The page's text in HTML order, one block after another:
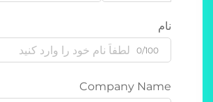
نام
0/100
Company Name